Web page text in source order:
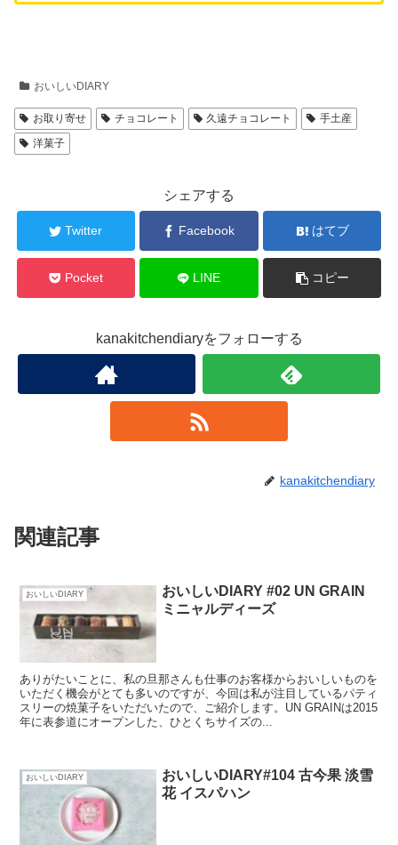
おいしいDIARY
お取り寄せ チョコレート 久遠チョコレート
手土産
洋菓子
シェアする
Twitter Facebook はてブ
Pocket LINE コピー
kanakitchendiaryをフォローする
kanakitchendiary
関連記事
おいしいDIARY
おいしいDIARY #02 UN GRAIN
ミニャルディーズ
ありがたいことに、私の旦那さんも仕事のお客様からおいしいものを
いただく機会がとても多いのですが、今回は私が注目しているパティ
スリーの焼菓子をいただいたので、ご紹介します。UN GRAINは2015
年に表参道にオープンした、ひとくちサイズの...
おいしいDIARY
おいしいDIARY#104 古今果 淡雪
花 イスパハン